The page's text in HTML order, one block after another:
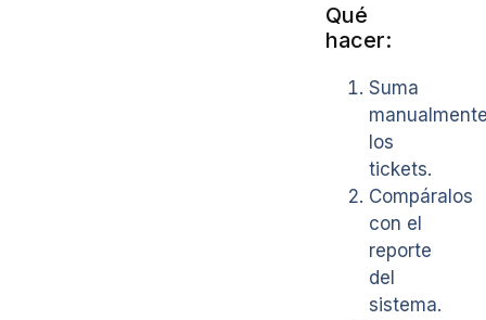
Qué
hacer:
Suma
los
tickets.
Compáralos
con el
reporte
del
sistema.